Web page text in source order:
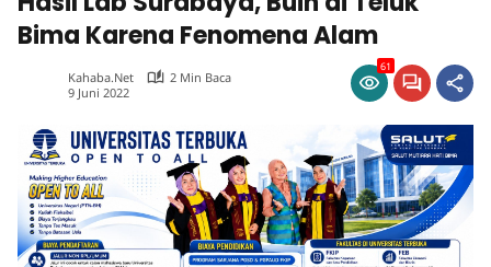
Bima Karena Fenomena Alam
Kahaba.net
2 Min Baca
9 Juni 2022
61